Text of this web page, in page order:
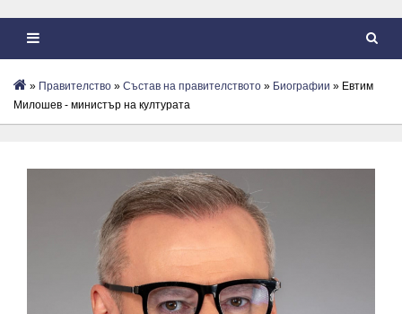
» Правителство » Състав на правителството » Биографии » Евтим
Милошев - министър на културата